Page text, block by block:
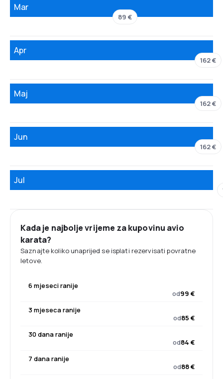
Mar
89 €
Apr
162 €
Maj
162 €
Jun
162 €
Jul
Kada je najbolje vrijeme za kupovinu avio
karata?
Saznajte koliko unaprijed se isplati rezervisati povratne
letove.
6 mjeseci ranije
od99 €
3 mjeseca ranije
od85 €
30 dana ranije
od84 €
7 dana ranije
od88 €